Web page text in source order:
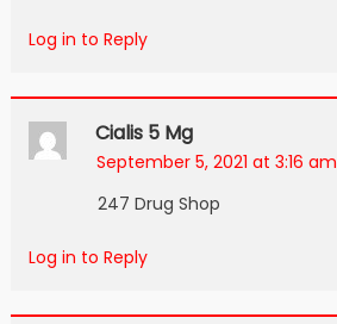
Log in to Reply
Cialis 5 Mg
September 5, 2021 at 3:16 am
247 Drug Shop
Log in to Reply